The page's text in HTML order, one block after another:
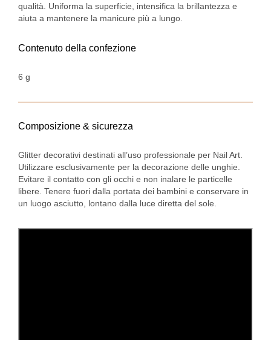
qualità. Uniforma la superficie, intensifica la brillantezza e
aiuta a mantenere la manicure più a lungo.
Contenuto della confezione
6 g
Composizione & sicurezza
Glitter decorativi destinati all’uso professionale per Nail Art.
Utilizzare esclusivamente per la decorazione delle unghie.
Evitare il contatto con gli occhi e non inalare le particelle
libere. Tenere fuori dalla portata dei bambini e conservare in
un luogo asciutto, lontano dalla luce diretta del sole.